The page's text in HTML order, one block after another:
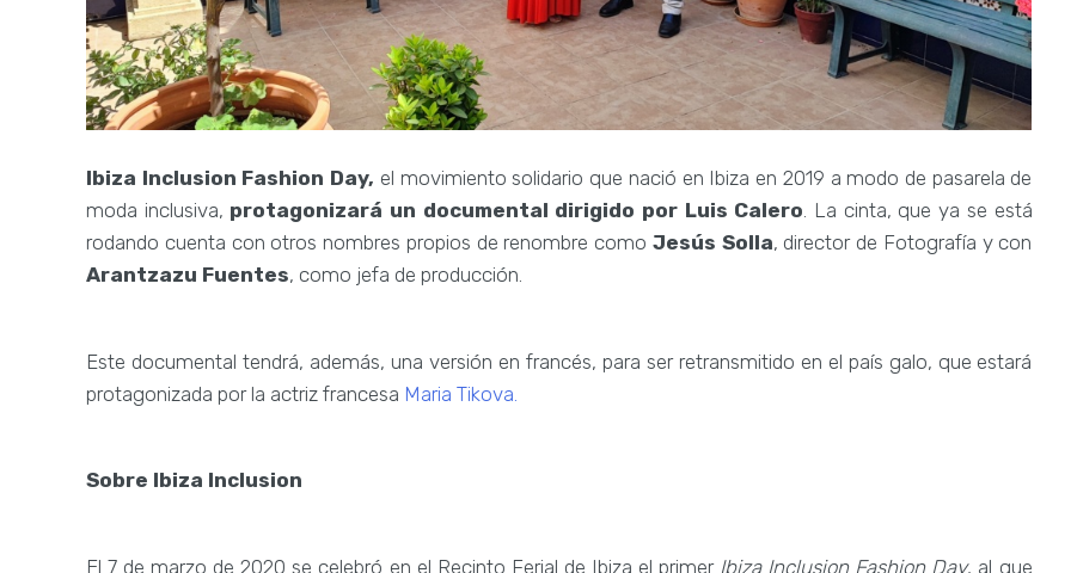
Ibiza Inclusion Fashion Day, el movimiento solidario que nació en Ibiza en 2019 a modo de pasarela de
moda inclusiva, protagonizará un documental dirigido por Luis Calero. La cinta, que ya se está
rodando cuenta con otros nombres propios de renombre como Jesús Solla, director de Fotografía y con
Arantzazu Fuentes, como jefa de producción.
Este documental tendrá, además, una versión en francés, para ser retransmitido en el país galo, que estará
protagonizada por la actriz francesa Maria Tikova.
Sobre Ibiza Inclusion
El 7 de marzo de 2020 se celebró en el Recinto Ferial de Ibiza el primer Ibiza Inclusion Fashion Day, al que